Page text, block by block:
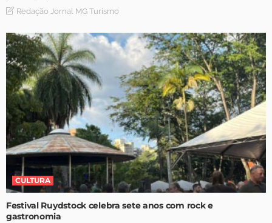
Redação Jornal MG Turismo
CULTURA
Festival Ruydstock celebra sete anos com rock e
gastronomia